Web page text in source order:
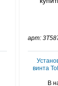
арт:
винта
В